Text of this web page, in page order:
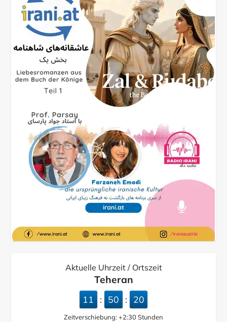
Aktuelle Uhrzeit / Ortszeit
Teheran
11 : 50 : 21
Zeitverschiebung:+2:30 Stunden